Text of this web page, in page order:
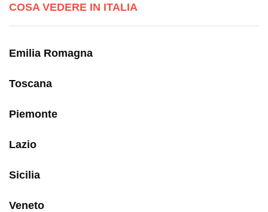
COSA VEDERE IN ITALIA
Emilia Romagna
Toscana
Piemonte
Lazio
Sicilia
Veneto